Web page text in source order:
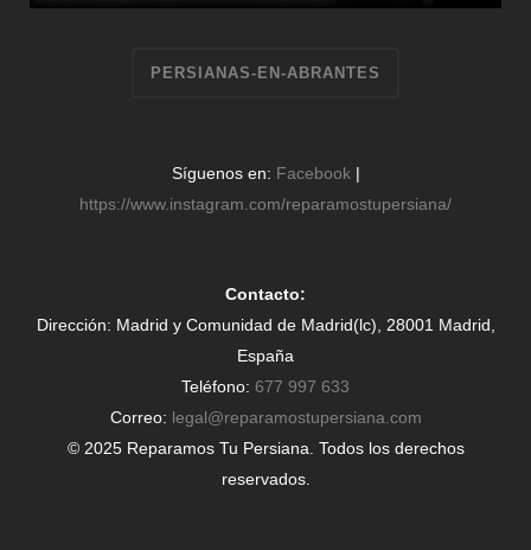
PERSIANAS-EN-ABRANTES
Síguenos en: Facebook|
https://www.instagram.com/reparamostupersiana/
Contacto:
Dirección: Madrid y Comunidad de Madrid(lc), 28001 Madrid,
España
Teléfono: 677 997 633
Correo: legal@reparamostupersiana.com
© 2025 Reparamos Tu Persiana. Todos los derechos
reservados.